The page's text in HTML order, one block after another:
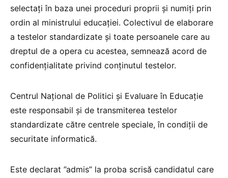
selectați în baza unei proceduri proprii și numiți prin
ordin al ministrului educației. Colectivul de elaborare
a testelor standardizate și toate persoanele care au
dreptul de a opera cu acestea, semnează acord de
confidențialitate privind conținutul testelor.
Centrul Național de Politici și Evaluare în Educație
este responsabil și de transmiterea testelor
standardizate către centrele speciale, în condiții de
securitate informatică.
Este declarat ”admis” la proba scrisă candidatul care